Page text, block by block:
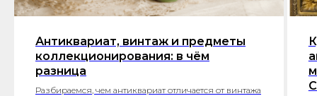
Антиквариат, винтаж и предметы
коллекционирования: в чём
разница
Разбираемся, чем антиквариат отличается от винтажа